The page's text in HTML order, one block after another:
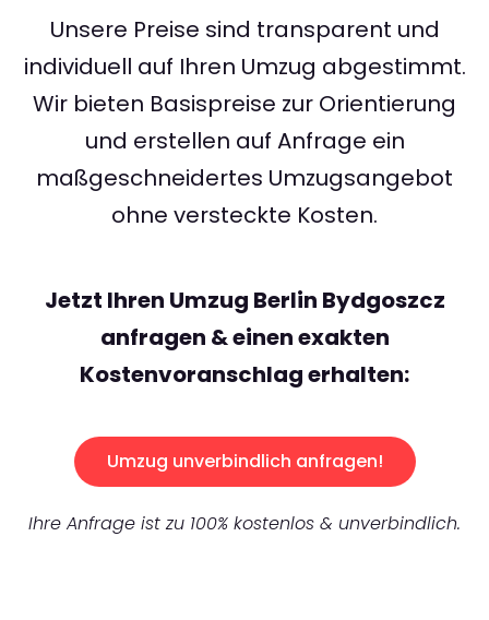
Unsere Preise sind transparent und
individuell auf Ihren Umzug abgestimmt.
Wir bieten Basispreise zur Orientierung
und erstellen auf Anfrage ein
maßgeschneidertes Umzugsangebot
ohne versteckte Kosten.
Jetzt Ihren Umzug Berlin Bydgoszcz
anfragen & einen exakten
Kostenvoranschlag erhalten:
Umzug unverbindlich anfragen!
Ihre Anfrage ist zu 100% kostenlos & unverbindlich.